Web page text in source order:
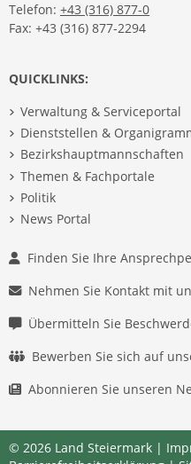
Telefon: +43 (316) 877-0
Fax: +43 (316) 877-2294
QUICKLINKS:
Verwaltung & Serviceportal
Dienststellen &
Bezirkshauptmannschaften
Themen & Fachportale
Politik
News Portal
Finden Sie Ihre
Nehmen Sie Kontakt mit
Übermitteln Sie
Bewerben Sie sich auf
Abonnieren Sie unseren
© 2026 Land Steiermark |